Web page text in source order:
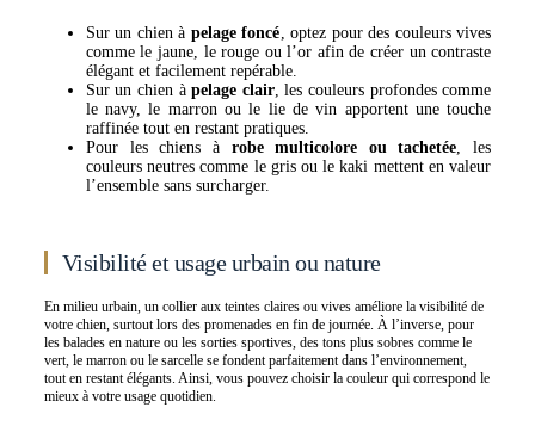
Sur un chien à pelage foncé, optez pour des couleurs vives
comme le jaune, le rouge ou l’or afin de créer un contraste
élégant et facilement repérable.
Sur un chien àpelage clair, les couleurs profondes comme
le navy, le marron ou le lie de vin apportent une touche
raffinée tout en restant pratiques.
Pour les chiens à robe multicolore ou tachetée, les
couleurs neutres comme le gris ou le kaki mettent en valeur
l’ensemble sans surcharger.
Visibilité et usage urbain ou nature
En milieu urbain, un collier aux teintes claires ou vives améliore la visibilité de
votre chien, surtout lors des promenades en fin de journée. À l’inverse, pour
les balades en nature ou les sorties sportives, des tons plus sobres comme le
vert, le marron ou le sarcelle se fondent parfaitement dans l’environnement,
tout en restant élégants. Ainsi, vous pouvez choisir la couleur qui correspond le
mieux à votre usage quotidien.